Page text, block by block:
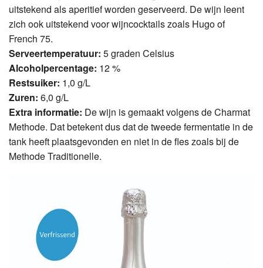
uitstekend als aperitief worden geserveerd. De wijn leent
zich ook uitstekend voor wijncocktails zoals Hugo of
French 75.
Serveertemperatuur: 5 graden Celsius
Alcoholpercentage: 12 %
Restsuiker: 1,0 g/L
Zuren: 6,0 g/L
Extra informatie: De wijn is gemaakt volgens de Charmat
Methode. Dat betekent dus dat de tweede fermentatie in de
tank heeft plaatsgevonden en niet in de fles zoals bij de
Methode Traditionelle.